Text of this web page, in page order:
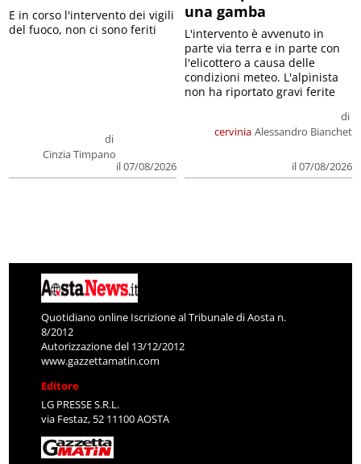
di
Cinzia Timpano
il 07/08/2026
E in corso l'intervento dei vigili
del fuoco, non ci sono feriti
una gamba
cervinia
di
Alessandro Bianchet
il 07/08/2026
L'intervento è avvenuto in
parte via terra e in parte con
l'elicottero a causa delle
condizioni meteo. L'alpinista
non ha riportato gravi ferite
Quotidiano online Iscrizione al Tribunale di Aosta n.
8/2012
Autorizzazione del 13/12/2012
www.gazzettamatin.com
Editore
LG PRESSE S.R.L.
via Festaz, 52 11100 AOSTA